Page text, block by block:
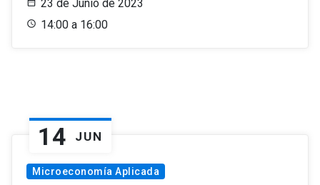
23 de Junio de 2023
14:00 a 16:00
14 JUN
Microeconomía Aplicada